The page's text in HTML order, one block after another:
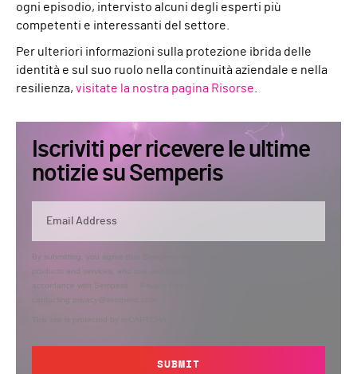
ogni episodio, intervisto alcuni degli esperti più
competenti e interessanti del settore.
Per ulteriori informazioni sulla protezione ibrida delle
identità e sul suo ruolo nella continuità aziendale e nella
resilienza, visitate la nostra pagina Risorse
Iscriviti per ricevere le ultime
notizie su Semperis
By submitting, you agree that Semperis may send you information regarding its
products and services, and use and process your personal information in
accordance with Semperis’
contacting privacy@semperis.com.
This site is protected by reCAPTCHA.
SUBMIT